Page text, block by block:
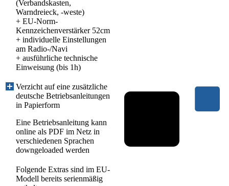
(Verbandskasten,
Warndreieck, -weste)
+ EU-Norm-
Kennzeichenverstärker 52cm
+ individuelle Einstellungen
am Radio-/Navi
+ ausführliche technische
Einweisung (bis 1h)
Verzicht auf eine zusätzliche
deutsche Betriebsanleitungen
in Papierform
Eine Betriebsanleitung kann
online als PDF im Netz in
verschiedenen Sprachen
downgeloaded werden
Folgende Extras sind im EU-
Modell bereits serienmäßig